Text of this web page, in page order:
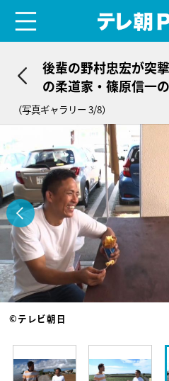
後輩の野村忠宏が突
の柔道家・篠原信一
（写真ギャラリー 3/8）
©テレビ朝日